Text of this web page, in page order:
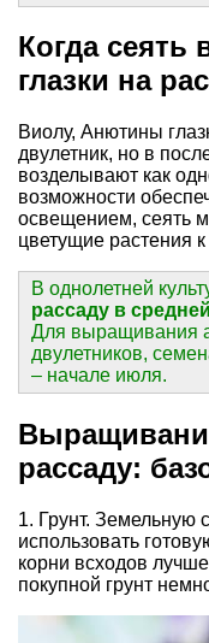
Когда сеять
глазки на
Виолу, Анютины
двулетник, но в
возделывают как
возможности
освещением, сеять
цветущие растения
В однолетней
рассаду в
Для выращивания
двулетников,
– начале июля.
рассаду:
1. Грунт. Земельную
использовать
корни всходов
покупной грунт